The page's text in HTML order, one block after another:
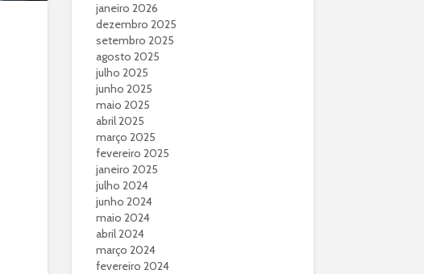
janeiro 2026
dezembro 2025
setembro 2025
agosto 2025
julho 2025
junho 2025
maio 2025
abril 2025
março 2025
fevereiro 2025
janeiro 2025
julho 2024
junho 2024
maio 2024
abril 2024
março 2024
fevereiro 2024